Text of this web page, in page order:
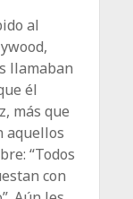
al
llamaban
él
más que
aquellos
“Todos
con